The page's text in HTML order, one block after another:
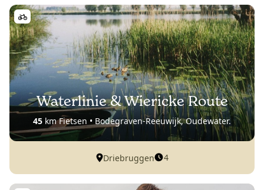
Waterlinie & Wiericke Route
45 km Fietsen • Bodegraven-Reeuwijk, Oudewater.
Driebruggen 4